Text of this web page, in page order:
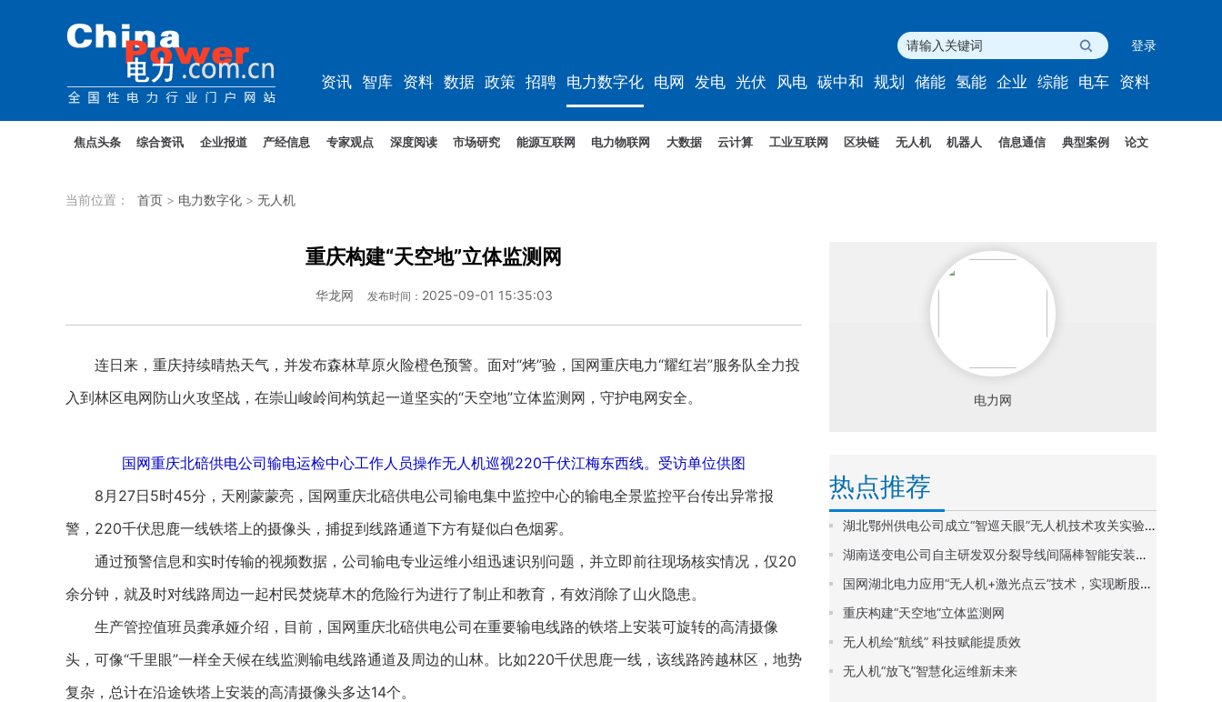
登录
资讯 智库 资料 数据 政策 招聘 电力数字化 电网 发电 光伏 风电 碳中和 规划 储能 氢能 企业 综能 电车 资料
焦点头条 综合资讯 企业报道 产经信息 专家观点 深度阅读 市场研究 能源互联网 电力物联网 大数据 云计算 工业互联网 区块链 无人机 机器人 信息通信 典型案例 论文
当前位置： 首页 > 电力数字化 > 无人机
重庆构建“天空地”立体监测网
华龙网 发布时间： 2025-09-01 15:35:03
连日来，重庆持续晴热天气，并发布森林草原火险橙色预警。面对“烤”验，国网重庆电力“耀红岩”服务队全力投
入到林区电网防山火攻坚战，在崇山峻岭间构筑起一道坚实的“天空地”立体监测网，守护电网安全。
国网重庆北碚供电公司输电运检中心工作人员操作无人机巡视220千伏江梅东西线。受访单位供图
8月27日5时45分，天刚蒙蒙亮，国网重庆北碚供电公司输电集中监控中心的输电全景监控平台传出异常报
警，220千伏思鹿一线铁塔上的摄像头，捕捉到线路通道下方有疑似白色烟雾。
通过预警信息和实时传输的视频数据，公司输电专业运维小组迅速识别问题，并立即前往现场核实情况，仅20
余分钟，就及时对线路周边一起村民焚烧草木的危险行为进行了制止和教育，有效消除了山火隐患。
生产管控值班员龚承娅介绍，目前，国网重庆北碚供电公司在重要输电线路的铁塔上安装可旋转的高清摄像
头，可像“千里眼”一样全天候在线监测输电线路通道及周边的山林。比如220千伏思鹿一线，该线路跨越林区，地势
复杂，总计在沿途铁塔上安装的高清摄像头多达14个。
电力网
热点推荐
湖北鄂州供电公司成立“智巡天眼”无人机技术攻关实验室
湖南送变电公司自主研发双分裂导线间隔棒智能安装无人机
国网湖北电力应用“无人机+激光点云”技术，实现断股缺陷早发现快消除
重庆构建“天空地”立体监测网
无人机绘“航线” 科技赋能提质效
无人机“放飞”智慧化运维新未来